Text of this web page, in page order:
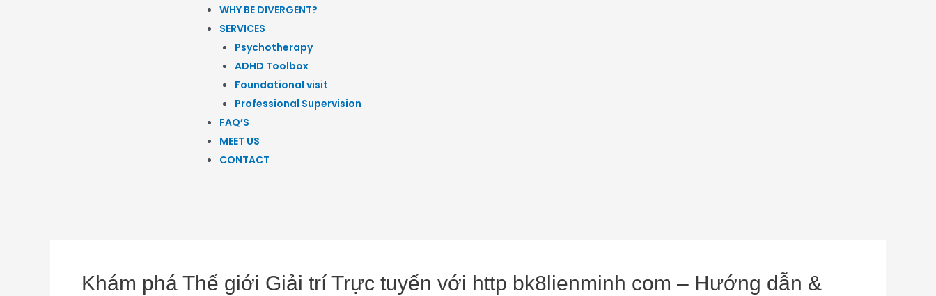
WHY BE DIVERGENT?
SERVICES
Psychotherapy
ADHD Toolbox
Foundational visit
Professional Supervision
FAQ’S
MEET US
CONTACT
Khám phá Thế giới Giải trí Trực tuyến với http bk8lienminh com – Hướng dẫn &